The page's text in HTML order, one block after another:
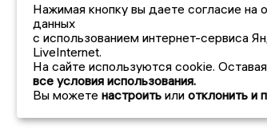
Нажимая кнопку вы даете согласие на
данных
с использованием интернет-сервиса
LiveInternet.
На сайте используются cookie.
все условия использования.
Вы можете настроить или отклонить и